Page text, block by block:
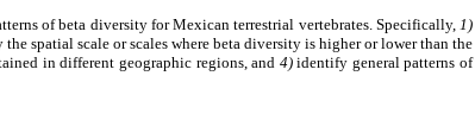
of beta diversity for Mexican terrestrial vertebrates. Specifically, 1)
spatial scale or scales where beta diversity is higher or lower than the
in different geographic regions, and 4)identify general patterns of